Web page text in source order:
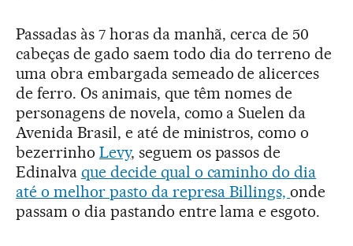
Passadas às 7 horas da manhã, cerca de 50
cabeças de gado saem todo dia do terreno de
uma obra embargada semeado de alicerces
de ferro. Os animais, que têm nomes de
personagens de novela, como a Suelen da
Avenida Brasil, e até de ministros, como o
bezerrinho Levy, seguem os passos de
Edinalva que decide qual o caminho do dia
até o melhor pasto da represa Billings,onde
passam o dia pastando entre lama e esgoto.